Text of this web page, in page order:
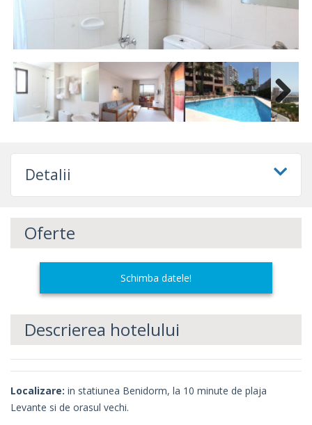
Next
Detalii
Oferte
Schimba datele!
Descrierea hotelului
Localizare: in statiunea Benidorm, la 10 minute de plaja
Levante si de orasul vechi.